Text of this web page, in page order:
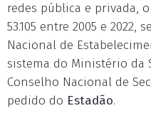
redes pública e privada,
53.105 entre 2005 e 2022,
Nacional de
sistema do Ministério da
Conselho Nacional de
pedido do Estadão.